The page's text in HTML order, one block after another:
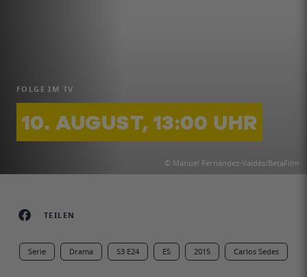
© Manuel Fernández-Valdés/BetaFilm
FOLGE IM TV
10. AUGUST, 13:00 UHR
TEILEN
Serie Drama S3 E24 ES 2015 Carlos Sedes